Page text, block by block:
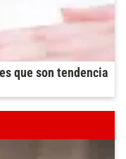
que son tendencia